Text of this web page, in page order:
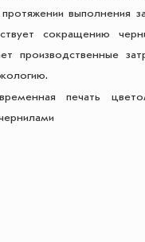
выполнения
сокращению
производственные